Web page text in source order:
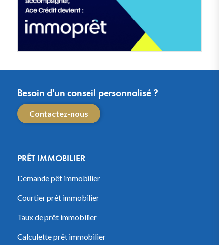
Besoin d'un conseil personnalisé ?
Contactez-nous
PRÊT IMMOBILIER
Demande pêt immobilier
Courtier prêt immobilier
Taux de prêt immobilier
Calculette prêt immobilier